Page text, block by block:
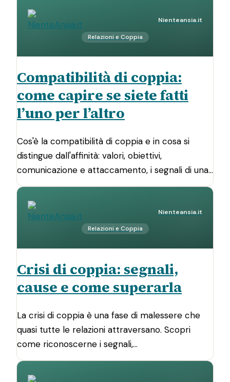
Nienteansia.it
Relazioni e Coppia
Compatibilità di coppia:
come capire se siete fatti
l’uno per l’altro
Cos'è la compatibilità di coppia e in cosa si
distingue dall'affinità: valori, obiettivi,
comunicazione e attaccamento, i segnali di una…
Nienteansia.it
Relazioni e Coppia
Crisi di coppia: segnali,
cause e come superarla
La crisi di coppia è una fase di malessere che
quasi tutte le relazioni attraversano. Scopri
come riconoscerne i segnali,…